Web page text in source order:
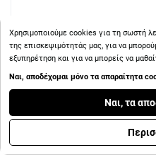
Froika AC Tinted Cream
χρώμα Για Λιπαρό /
Χρησιμοποιούμε cookies για τη σωστή
της επισκεψιμότητάς μας, για να
εξυπηρέτηση και για να μπορείς να
Ναι, αποδέχομαι μόνο τα απαραίτητα
Ναι, τα